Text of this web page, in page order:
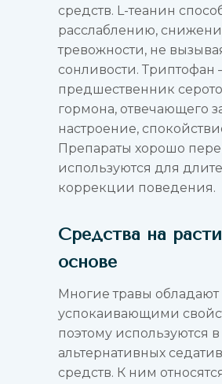
средств. L-теанин
расслаблению,
тревожности, не
сонливости. Триптофан
предшественник
гормона, отвечающего
настроение,
Препараты хорошо
используются для
коррекции поведения.
Средства на
основе
Многие травы обладают
успокаивающими
поэтому используются в
альтернативных
средств. К ним